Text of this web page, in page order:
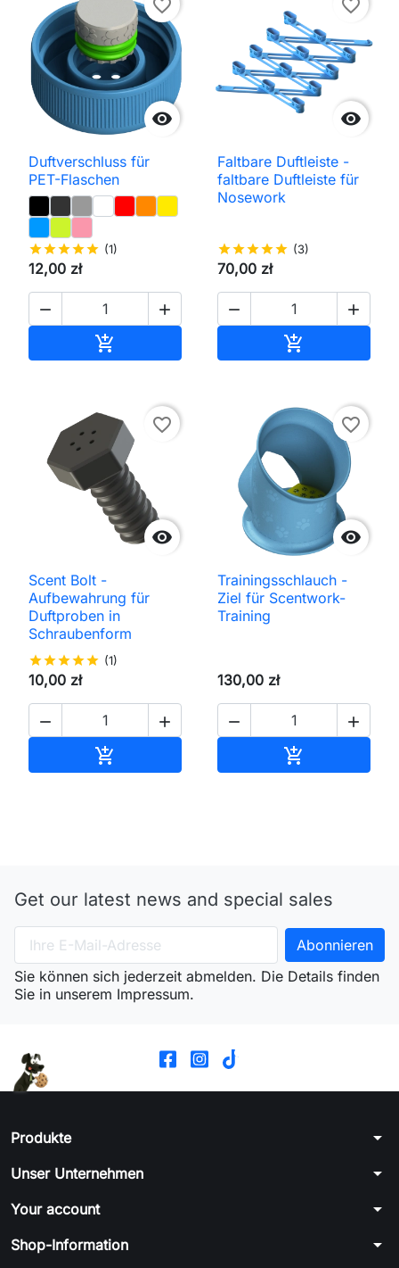

favorite_border
Duftverschluss für
PET-Flaschen
starstarstarstarstar (1)
12,00 zł
 


favorite_border
Faltbare Duftleiste -
faltbare Duftleiste für
Nosework
starstarstarstarstar (3)
70,00 zł
 


favorite_border
Scent Bolt -
Aufbewahrung für
Duftproben in
Schraubenform
starstarstarstarstar (1)
10,00 zł
 


favorite_border
Trainingsschlauch -
Ziel für Scentwork-
Training
130,00 zł
 

Get our latest news and special sales
Sie können sich jederzeit abmelden. Die Details finden
Sie in unserem Impressum.
Produkte arrow_drop_down
Unser Unternehmen arrow_drop_down
Your account arrow_drop_down
Shop-Information arrow_drop_down